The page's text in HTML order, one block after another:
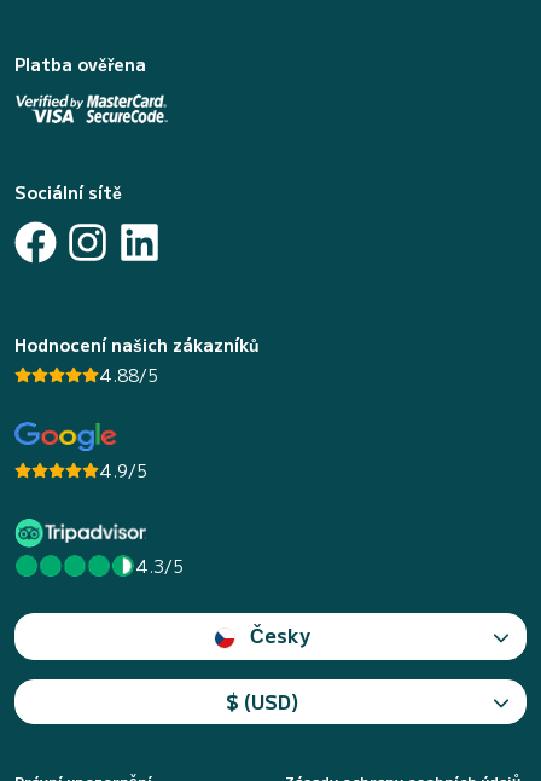
Platba ověřena
Sociální sítě
Hodnocení našich zákazníků
4.88/5
4.9/5
4.3/5
Česky
$ (USD)